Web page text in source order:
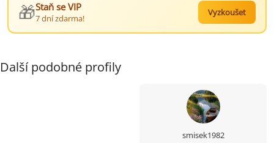
🎁Staň se VIP
7 dní zdarma!
Vyzkoušet
Další podobné profily
smisek1982